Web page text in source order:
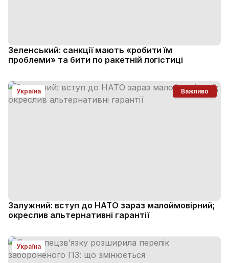
Зеленський: санкції мають «робити їм
проблеми» та бити по ракетній логістиці
Україна Важливо
Залужний: вступ до НАТО зараз малоймовірний;
окреслив альтернативні гарантії
Україна